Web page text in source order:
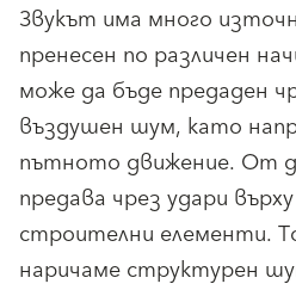
Звукът има много
пренесен по различен
може да бъде предаден
въздушен шум, като
пътното движение. От
предава чрез удари
строителни елементи.
наричаме структурен